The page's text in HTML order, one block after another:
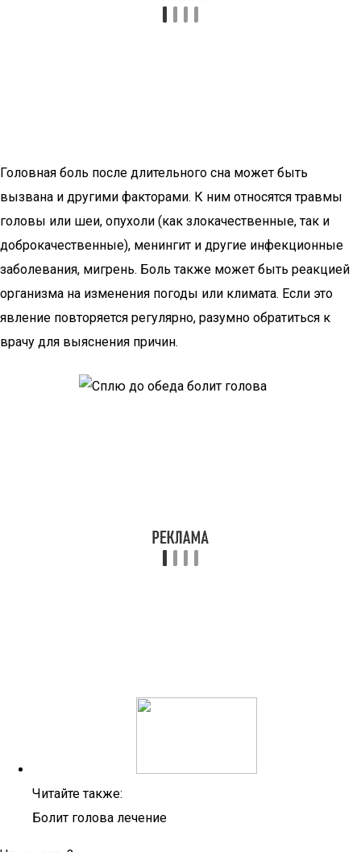
Головная боль после длительного сна может быть
вызвана и другими факторами. К ним относятся травмы
головы или шеи, опухоли (как злокачественные, так и
доброкачественные), менингит и другие инфекционные
заболевания, мигрень. Боль также может быть реакцией
организма на изменения погоды или климата. Если это
явление повторяется регулярно, разумно обратиться к
врачу для выяснения причин.
Читайте также:
Болит голова лечение